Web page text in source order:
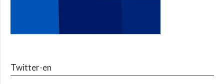
Twitter-en